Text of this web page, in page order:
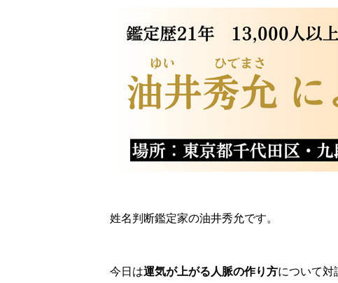
姓名判断鑑定家の油井秀允です。
今日は運気が上がる人脈の作り方について対